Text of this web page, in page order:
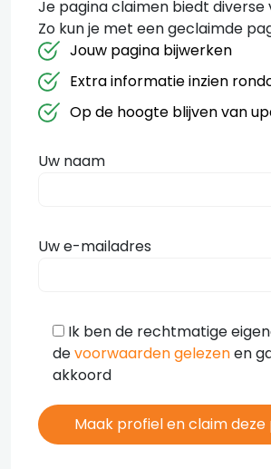
Je pagina claimen biedt diverse
Zo kun je met een geclaimde
Jouw pagina bijwerken
Extra informatie inzien
Op de hoogte blijven van
Uw naam
Uw e-mailadres
Ik ben de rechtmatige
devoorwaarden gelezenen
akkoord